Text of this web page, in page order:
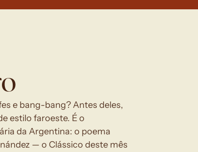
e bang-bang? Antes deles,
estilo faroeste. É o
da Argentina: o poema
— o Clássico deste mês